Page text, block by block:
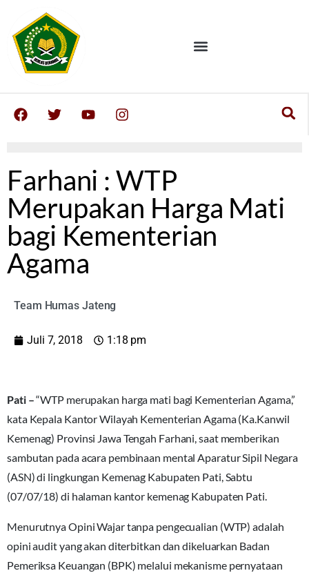
Farhani : WTP
Merupakan Harga Mati
bagi Kementerian
Agama
Team Humas Jateng
Juli 7, 2018 1:18 pm
Pati –“WTP merupakan harga mati bagi Kementerian Agama,”
kata Kepala Kantor Wilayah Kementerian Agama (Ka.Kanwil
Kemenag) Provinsi Jawa Tengah Farhani, saat memberikan
sambutan pada acara pembinaan mental Aparatur Sipil Negara
(ASN) di lingkungan Kemenag Kabupaten Pati, Sabtu
(07/07/18) di halaman kantor kemenag Kabupaten Pati.
Menurutnya Opini Wajar tanpa pengecualian (WTP) adalah
opini audit yang akan diterbitkan dan dikeluarkan Badan
Pemeriksa Keuangan (BPK) melalui mekanisme pernyataan